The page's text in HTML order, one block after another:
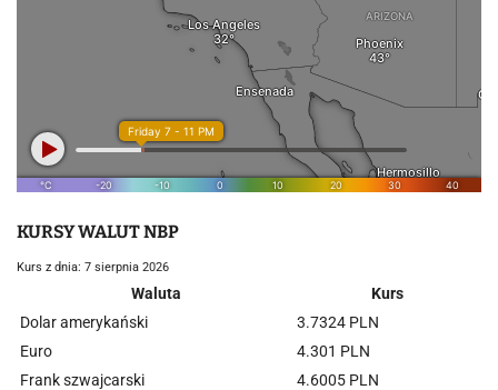
KURSY WALUT NBP
Kurs z dnia: 7 sierpnia 2026
Waluta
Kurs
Dolar amerykański
3.7324 PLN
Euro
4.301 PLN
Frank szwajcarski
4.6005 PLN